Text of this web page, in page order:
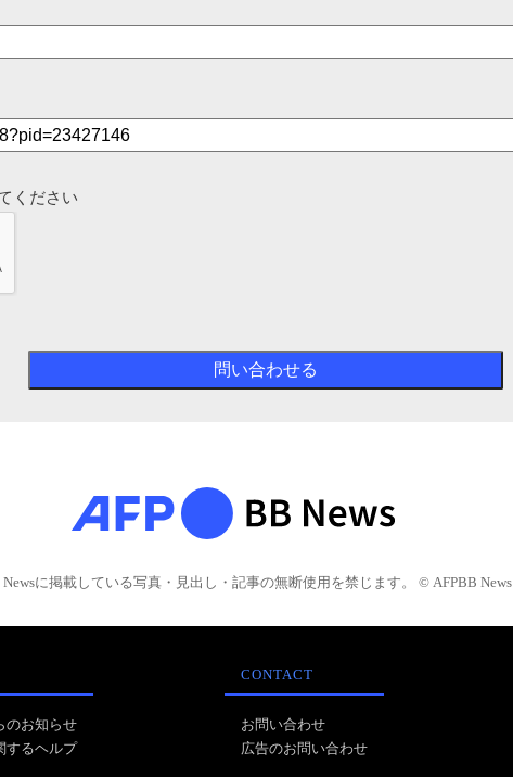
ください
Newsに掲載している写真・見出し・記事の無断使用を禁じます。 © AFPBB News
のお知らせ
するヘルプ
CONTACT
お問い合わせ
広告のお問い合わせ